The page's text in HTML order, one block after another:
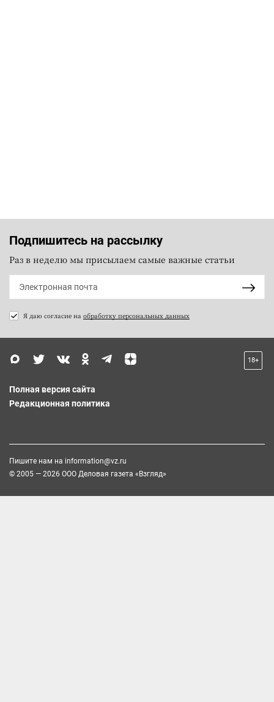
Подпишитесь на рассылку
Раз в неделю мы присылаем самые важные статьи
Я даю согласие на обработку персональных данных
18+
Полная версия сайта
Редакционная политика
Пишите нам на information@vz.ru
© 2005 — 2026 ООО Деловая газета «Взгляд»